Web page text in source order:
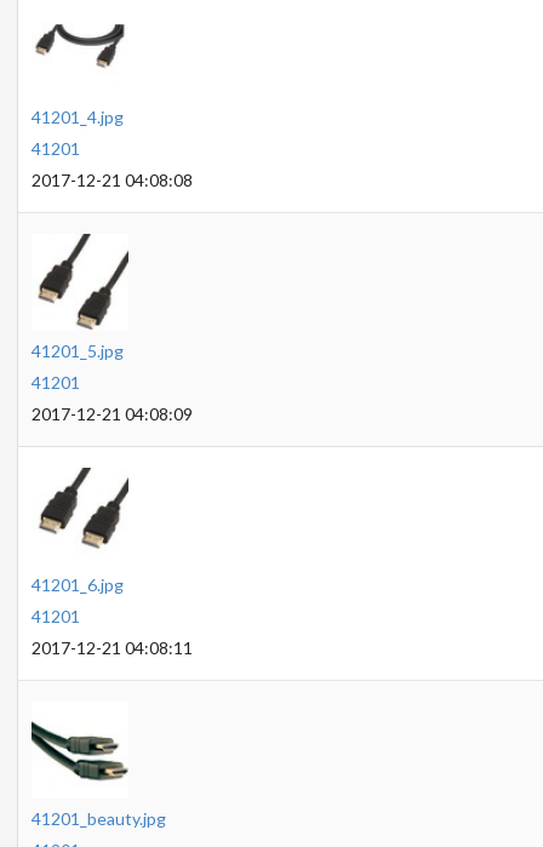
41201_4.jpg
41201
2017-12-21 04:08:08
41201_5.jpg
41201
2017-12-21 04:08:09
41201_6.jpg
41201
2017-12-21 04:08:11
41201_beauty.jpg